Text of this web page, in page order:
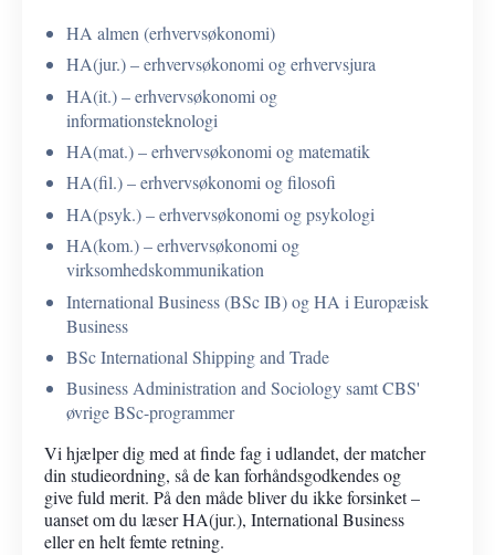
HA almen (erhvervsøkonomi)
HA(jur.) – erhvervsøkonomi og erhvervsjura
HA(it.) – erhvervsøkonomi og
informationsteknologi
HA(mat.) – erhvervsøkonomi og matematik
HA(fil.) – erhvervsøkonomi og filosofi
HA(psyk.) – erhvervsøkonomi og psykologi
HA(kom.) – erhvervsøkonomi og
virksomhedskommunikation
International Business (BSc IB) og HA i Europæisk
Business
BSc International Shipping and Trade
Business Administration and Sociology samt CBS'
øvrige BSc-programmer
Vi hjælper dig med at finde fag i udlandet, der matcher
din studieordning, så de kan forhåndsgodkendes og
give fuld merit. På den måde bliver du ikke forsinket –
uanset om du læser HA(jur.), International Business
eller en helt femte retning.